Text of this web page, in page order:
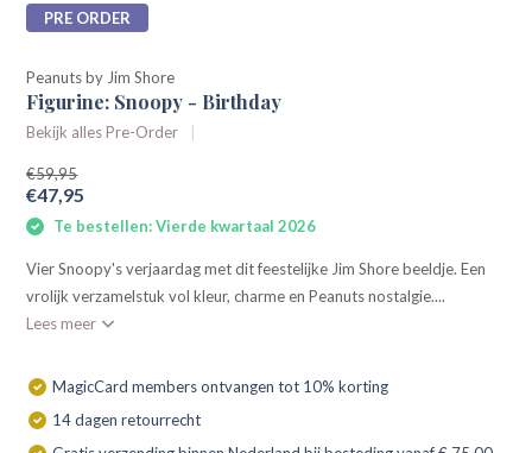
PRE ORDER
Peanuts by Jim Shore
Figurine: Snoopy - Birthday
Bekijk alles Pre-Order
€59,95
€47,95
Te bestellen: Vierde kwartaal 2026
Vier Snoopy's verjaardag met dit feestelijke Jim Shore beeldje. Een
vrolijk verzamelstuk vol kleur, charme en Peanuts nostalgie....
Lees meer
MagicCard members ontvangen tot 10% korting
14 dagen retourrecht